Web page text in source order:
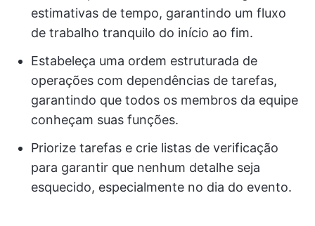
estimativas de tempo, garantindo um fluxo
de trabalho tranquilo do início ao fim.
Estabeleça uma ordem estruturada de
operações com dependências de tarefas,
garantindo que todos os membros da equipe
conheçam suas funções.
Priorize tarefas e crie listas de verificação
para garantir que nenhum detalhe seja
esquecido, especialmente no dia do evento.